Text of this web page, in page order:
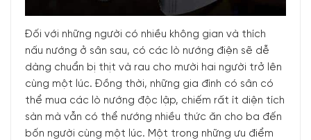
Đối với những người có nhiều không gian và thích
nấu nướng ở sân sau, có các lò nướng điện sẽ dễ
dàng chuẩn bị thịt và rau cho mười hai người trở lên
cùng một lúc. Đồng thời, những gia đình có sân có
thể mua các lò nướng độc lập, chiếm rất ít diện tích
sàn mà vẫn có thể nướng nhiều thức ăn cho ba đến
bốn người cùng một lúc. Một trong những ưu điểm